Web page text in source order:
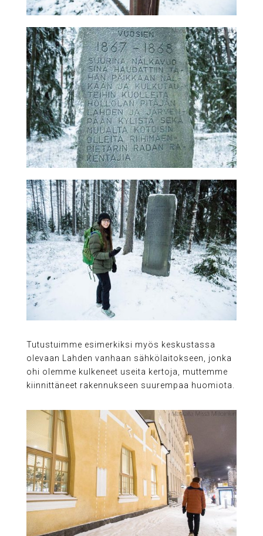
Tutustuimme esimerkiksi myös keskustassa
olevaan Lahden vanhaan sähkölaitokseen, jonka
ohi olemme kulkeneet useita kertoja, muttemme
kiinnittäneet rakennukseen suurempaa huomiota.